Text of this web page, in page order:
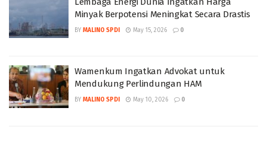
Minyak Berpotensi Meningkat Secara Drastis
BY MALINO SPDI May 15, 2026 0
Wamenkum Ingatkan Advokat untuk
Mendukung Perlindungan HAM
BY MALINO SPDI May 10, 2026 0